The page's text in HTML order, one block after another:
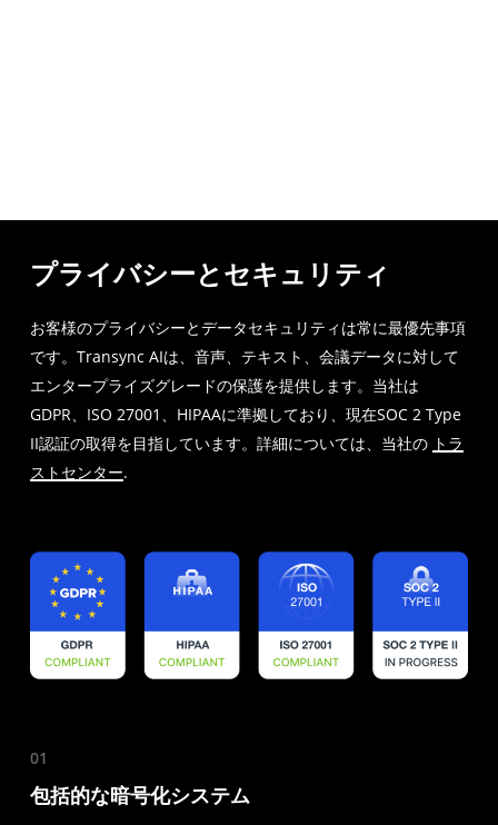
プライバシーとセキュリティ
お客様のプライバシーとデータセキュリティは常に最優先事項
です。Transync AIは、音声、テキスト、会議データに対して
エンタープライズグレードの保護を提供します。当社は
GDPR、ISO 27001、HIPAAに準拠しており、現在SOC 2 Type
II認証の取得を目指しています。詳細については、当社の トラ
ストセンター.
01
包括的な暗号化システム